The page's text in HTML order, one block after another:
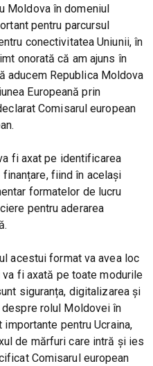
Moldova în domeniul
pentru parcursul
conectivitatea Uniunii, în
onorată că am ajuns în
aducem Republica Moldova
Europeană prin
Comisarul european
fi axat pe identificarea
fiind în același
formatelor de lucru
pentru aderarea
acestui format va avea loc
fi axată pe toate modurile
siguranța, digitalizarea și
rolul Moldovei în
pentru Ucraina,
de mărfuri care intră și ies
Comisarul european